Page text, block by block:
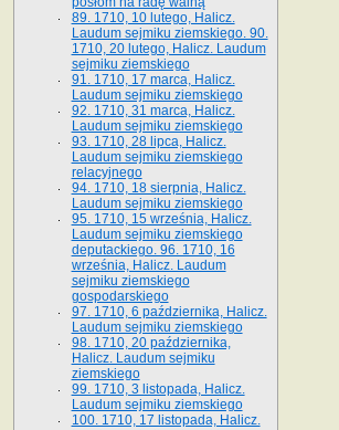
89. 1710, 10 lutego, Halicz.
Laudum sejmiku ziemskiego. 90.
1710, 20 lutego, Halicz. Laudum
sejmiku ziemskiego
91. 1710, 17 marca, Halicz.
Laudum sejmiku ziemskiego
92. 1710, 31 marca, Halicz.
Laudum sejmiku ziemskiego
93. 1710, 28 lipca, Halicz.
Laudum sejmiku ziemskiego
relacyjnego
94. 1710, 18 sierpnia, Halicz.
Laudum sejmiku ziemskiego
95. 1710, 15 września, Halicz.
Laudum sejmiku ziemskiego
deputackiego. 96. 1710, 16
września, Halicz. Laudum
sejmiku ziemskiego
gospodarskiego
97. 1710, 6 października, Halicz.
Laudum sejmiku ziemskiego
98. 1710, 20 października,
Halicz. Laudum sejmiku
ziemskiego
99. 1710, 3 listopada, Halicz.
Laudum sejmiku ziemskiego
100. 1710, 17 listopada, Halicz.